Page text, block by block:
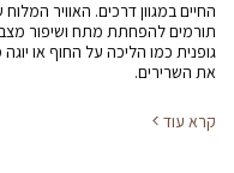
החיים במגוון דרכים. האוויר המלוח
תורמים להפחתת מתח ושיפור מצב
גופנית כמו הליכה על החוף או
את השרירים.
קרא עוד